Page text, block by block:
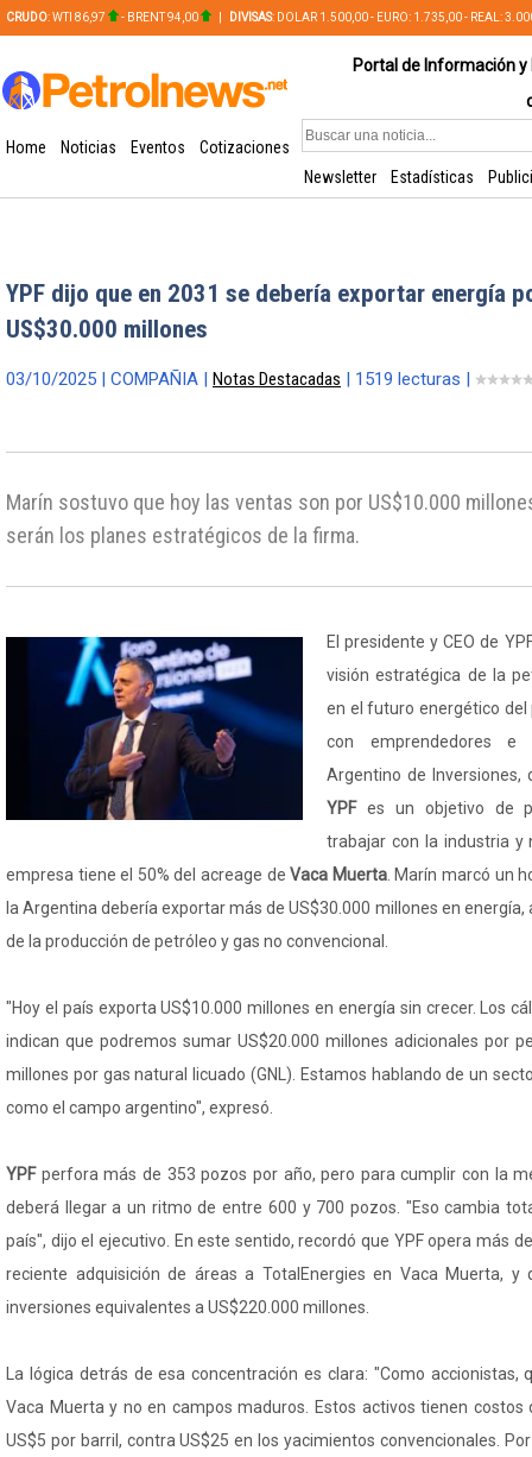
CRUDO: WTI 86,97 - BRENT 94,00 DIVISAS: DOLAR 1.500,00 - EURO: 1.735,00 - REAL:
Portal de Información
Home Noticias Eventos
Cotizaciones
Newsletter
Estadísticas
YPF dijo que en 2031 se debería exportar energía
US$30.000 millones
03/10/2025 | COMPAÑIA | Notas Destacadas | 1519 lecturas |
Marín sostuvo que hoy las ventas son por US$10.000
serán los planes estratégicos de la firma.
El presidente y CEO de
visión estratégica de la
en el futuro energético del
con emprendedores
Argentino de Inversiones,
YPF es un objetivo de
trabajar con la industria y
empresa tiene el 50% del acreage deVaca Muerta. Marín marcó un
la Argentina debería exportar más de US$30.000 millones en
de la producción de petróleo y gas no convencional.
"Hoy el país exporta US$10.000 millones en energía sin crecer. Los
indican que podremos sumar US$20.000 millones adicionales por
millones por gas natural licuado (GNL). Estamos hablando de un
como el campo argentino", expresó.
YPF perfora más de 353 pozos por año, pero para cumplir con la
deberá llegar a un ritmo de entre 600 y 700 pozos. "Eso cambia
país", dijo el ejecutivo. En este sentido, recordó que YPF opera más
reciente adquisición de áreas a TotalEnergies en Vaca Muerta, y
inversiones equivalentes a US$220.000 millones.
La lógica detrás de esa concentración es clara: "Como accionistas,
Vaca Muerta y no en campos maduros. Estos activos tienen costos
US$5 por barril, contra US$25 en los yacimientos convencionales.